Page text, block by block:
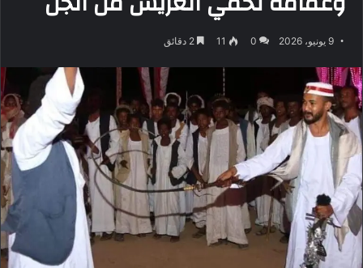
9 يونيو، 2026 0
11